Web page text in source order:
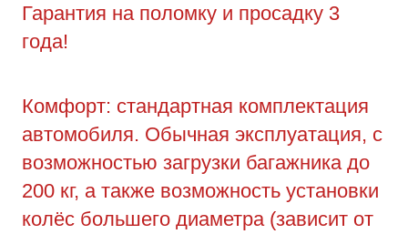
Гарантия на поломку и просадку 3
года!
Комфорт: стандартная комплектация
автомобиля. Обычная эксплуатация, с
возможностью загрузки багажника до
200 кг, а также возможность установки
колёс большего диаметра (зависит от